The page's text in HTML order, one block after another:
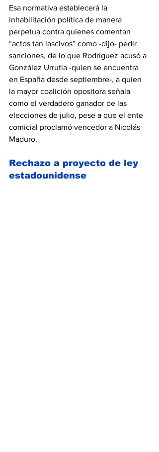
Esa normativa establecerá la
inhabilitación política de manera
perpetua contra quienes comentan
“actos tan lascivos” como -dijo- pedir
sanciones, de lo que Rodríguez acusó a
González Urrutia -quien se encuentra
en España desde septiembre-, a quien
la mayor coalición opositora señala
como el verdadero ganador de las
elecciones de julio, pese a que el ente
comicial proclamó vencedor a Nicolás
Maduro.
Rechazo a proyecto de ley
estadounidense